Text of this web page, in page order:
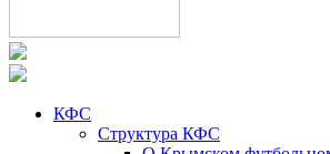
КФС
Структура КФС